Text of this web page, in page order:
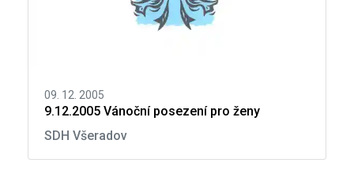
09. 12. 2005
9.12.2005 Vánoční posezení pro ženy
SDH Všeradov